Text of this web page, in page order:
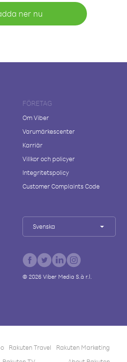
ner nu
FÖRETAG
Om Viber
Varumärkescenter
Karriär
Villkor och policyer
Integritetspolicy
Customer Complaints Code
Svenska
© 2026Viber Media S.à r.l.
Rakuten Travel
Rakuten Marketing